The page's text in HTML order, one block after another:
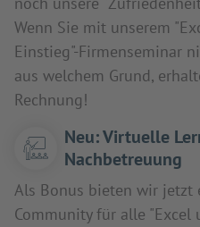
Wenn Sie mit unserem
Einstieg"-Firmenseminar
aus welchem Grund,
Rechnung!
Neu: Virtuelle
Nachbetreuung
Als Bonus bieten wir jetzt
Community für alle "Excel